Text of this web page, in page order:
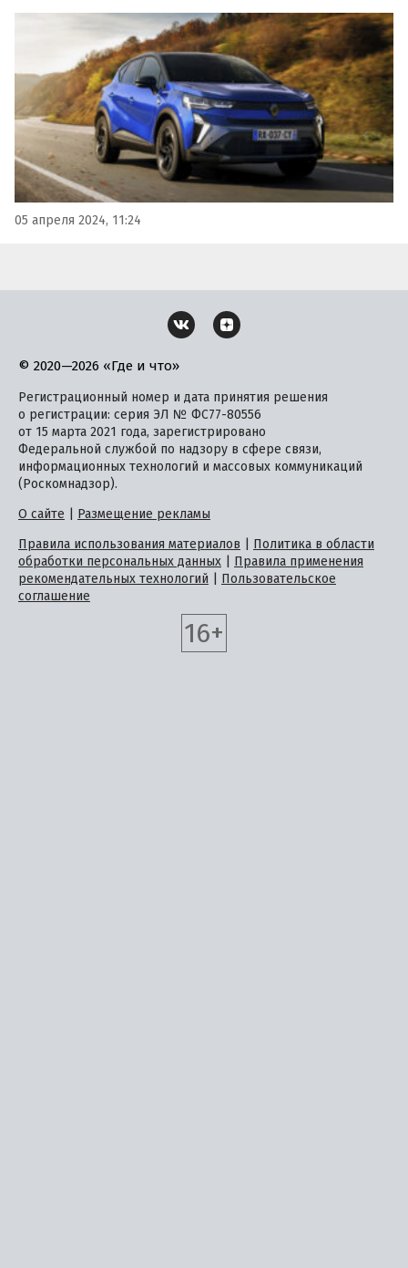
компактный снаружи и просторный внутри паркетник,
который способен адаптироваться к потребностям
владельца как в городе, так и…
05 апреля 2024, 11:24
© 2020—2026 «Где и что»
Регистрационный номер и дата принятия решения
о регистрации: серия ЭЛ № ФС77-80556
от 15 марта 2021 года, зарегистрировано
Федеральной службой по надзору в сфере связи,
информационных технологий и массовых коммуникаций
(Роскомнадзор).
О сайте
Размещение рекламы
Правила использования материалов
Политика в области
обработки персональных данных
Правила применения
рекомендательных технологий
Пользовательское
соглашение
16+